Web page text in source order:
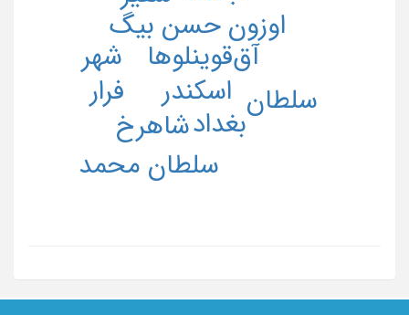
آق‌قوینلوها
اسکندر
اوزون حسن بیگ
بغداد
سلطان
سلطان محمد
شاهرخ
شهر
فرار